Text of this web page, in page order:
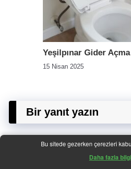
Yeşilpınar Gider Açma
15 Nisan 2025
Bir yanıt yazın
Yorum yapabilmek için
Bu sitede gezerken çerezleri kabul
Daha fazla bilgi